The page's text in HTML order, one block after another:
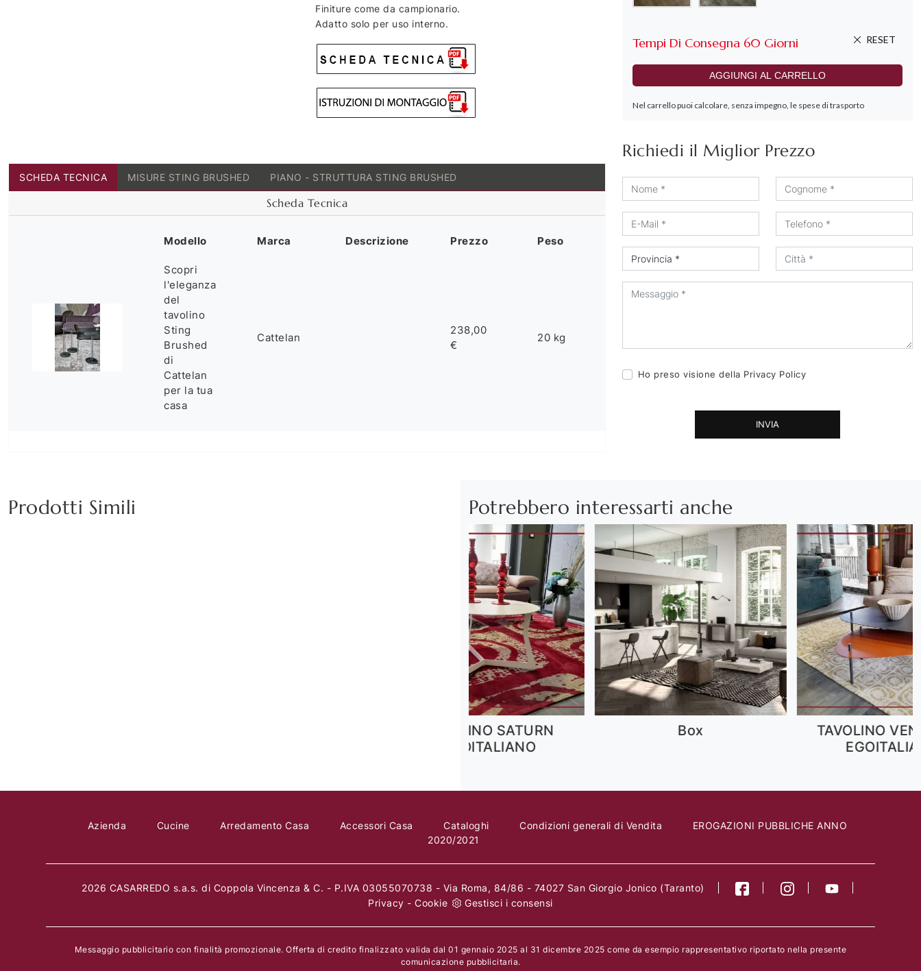
Finiture come da campionario.
Adatto solo per uso interno.
SCHEDA TECNICA MISURE STING BRUSHED PIANO - STRUTTURA STING BRUSHED
Scheda Tecnica
Modello Marca Descrizione Prezzo Peso
Scopri
l'eleganza
del
tavolino
Sting
Brushed
di
Cattelan
per la tua
casa
Cattelan
238,00
€
20 kg
Richiedi il Miglior Prezzo
Ho preso visione della Privacy Policy
INVIA
Prodotti Simili Potrebbero interessarti anche
Box
TAVOLINO VENTAGLIO
Zoom
Azienda Cucine Arredamento Casa Accessori Casa Cataloghi Condizioni generali di Vendita
EROGAZIONI PUBBLICHE ANNO
2020/2021
2026 CASARREDO s.a.s. di Coppola Vincenza & C. - P.IVA 03055070738 - Via Roma, 84/86 - 74027 San Giorgio Jonico (Taranto)
Privacy -Cookie Gestisci i consensi
Messaggio pubblicitario con finalità promozionale. Offerta di credito finalizzato valida dal 01 gennaio 2025 al 31 dicembre 2025 come da esempio rappresentativo riportato nella presente
comunicazione pubblicitaria.